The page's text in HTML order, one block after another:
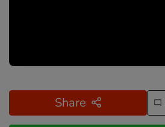
Share